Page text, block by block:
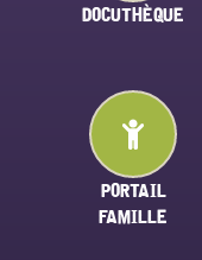
DOCUTHÈQUE
PORTAIL
FAMILLE